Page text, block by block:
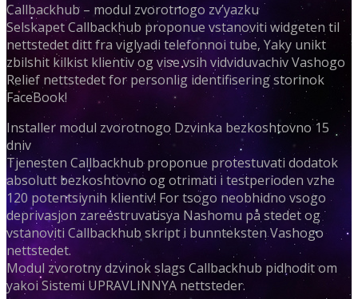
Callbackhub – modul zvorotnogo zv’yazku
Selskapet Callbackhub proponue vstanoviti widgeten til
nettstedet ditt fra viglyadi telefonnoi tube, Yaky unikt
zbilshit kilkist klientiv og vise vsih vidviduvachiv Vashogo
Relief nettstedet for personlig identifisering storinok
FaceBook!
Installer modul zvorotnogo Dzvinka bezkoshtovno 15
dniv
Tjenesten Callbackhub proponue protestuvati dodatok
absolutt bezkoshtovno og otrimati i testperioden vzhe
120 potentsiynih klientiv! For tsogo neobhidno vsogo
deprivasjon zareestruvatisya Nashomu på stedet og
vstanoviti Callbackhub skript i bunnteksten Vashogo
nettstedet.
Modul zvorotny dzvinok slags Callbackhub pidhodit om
yakoi Sistemi UPRAVLINNYA nettsteder.